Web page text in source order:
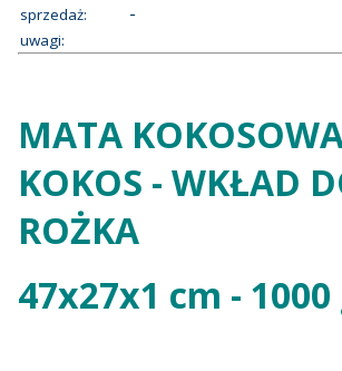
sprzedaż: -
uwagi:
MATA
KOKOS - WKŁAD
ROŻKA
47x27x1 cm -